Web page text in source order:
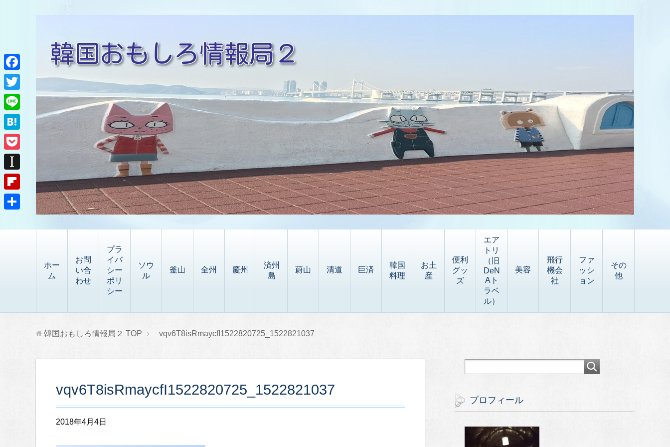
ホー
ム
お問
い合
わせ
プラ
イバ
シー
ポリ
シー
ソウ
ル
釜山 全州 慶州
済州
島
蔚山 清道 巨済
韓国
料理
お土
産
便利
グッ
ズ
エア
トリ
（旧
DeN
Aト
ラベ
ル）
美容
飛行
機会
社
ファ
ッシ
ョン
その
他
韓国おもしろ情報局２ TOP vqv6T8isRmaycfI1522820725_1522821037
vqv6T8isRmaycfI1522820725_1522821037
2018年4月4日
プロフィール
F
a
c
e
b
o
o
k
T
w
i
e
r
L
i
n
H
a
t
e
n
P
o
c
k
I
n
s
F
i